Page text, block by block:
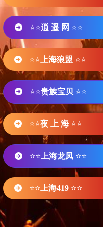
⭐⭐逍 遥 网 ⭐⭐
⭐⭐ 上海狼盟 ⭐⭐
⭐⭐贵族宝贝 ⭐⭐
⭐⭐夜 上 海 ⭐⭐
⭐⭐ 上海龙凤 ⭐⭐
⭐⭐ 上海419 ⭐⭐